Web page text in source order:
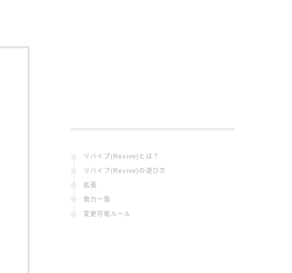
リバイブ(Revive)とは？
リバイブ(Revive)の遊び方
拡張
勢力一覧
変更可能ルール